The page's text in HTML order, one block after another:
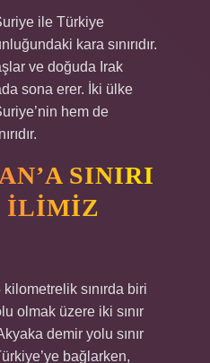
ile Türkiye
kara sınırıdır.
ve doğuda Irak
sona erer. İki ülke
hem de
SINIRI
ILIMIZ
sınırda biri
olmak üzere iki sınır
demir yolu sınır
bağlarken,